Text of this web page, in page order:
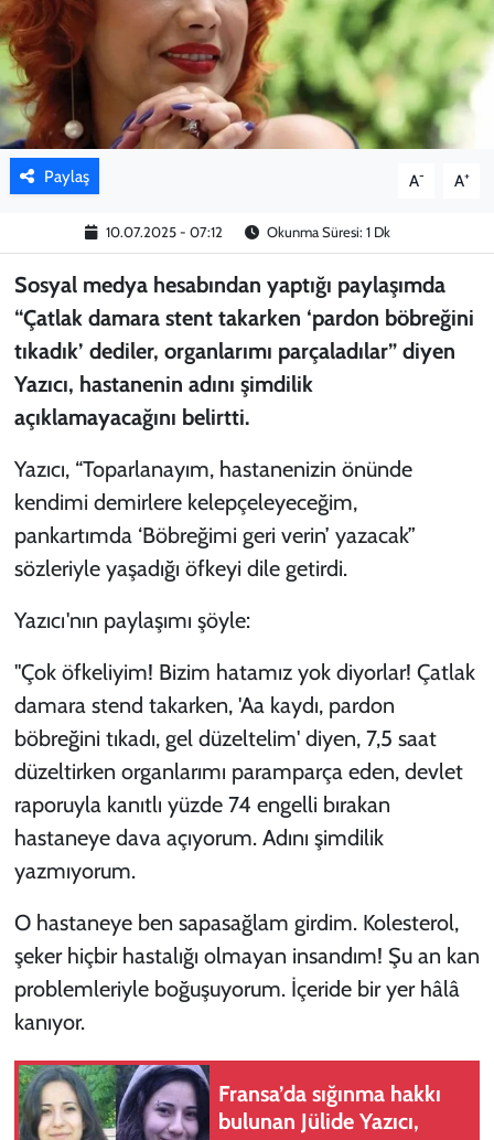
Paylaş A- A+
10.07.2025 - 07:12 Okunma Süresi: 1 Dk
Sosyal medya hesabından yaptığı paylaşımda
“Çatlak damara stent takarken ‘pardon böbreğini
tıkadık’ dediler, organlarımı parçaladılar” diyen
Yazıcı, hastanenin adını şimdilik
açıklamayacağını belirtti.
Yazıcı, “Toparlanayım, hastanenizin önünde
kendimi demirlere kelepçeleyeceğim,
pankartımda ‘Böbreğimi geri verin’ yazacak”
sözleriyle yaşadığı öfkeyi dile getirdi.
Yazıcı'nın paylaşımı şöyle:
"Çok öfkeliyim! Bizim hatamız yok diyorlar! Çatlak
damara stend takarken, 'Aa kaydı, pardon
böbreğini tıkadı, gel düzeltelim' diyen, 7,5 saat
düzeltirken organlarımı paramparça eden, devlet
raporuyla kanıtlı yüzde 74 engelli bırakan
hastaneye dava açıyorum. Adını şimdilik
yazmıyorum.
O hastaneye ben sapasağlam girdim. Kolesterol,
şeker hiçbir hastalığı olmayan insandım! Şu an kan
problemleriyle boğuşuyorum. İçeride bir yer hâlâ
kanıyor.
Fransa’da sığınma hakkı
bulunan Jülide Yazıcı,